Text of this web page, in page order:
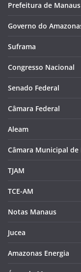
Prefeitura de Manaus
Governo do
Suframa
Congresso Nacional
Senado Federal
Câmara Federal
Aleam
Câmara Municipal de
TJAM
TCE-AM
Notas Manaus
Jucea
Amazonas Energia